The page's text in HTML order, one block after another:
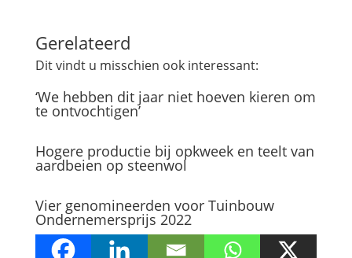
Gerelateerd
Dit vindt u misschien ook interessant:
‘We hebben dit jaar niet hoeven kieren om
te ontvochtigen’
Hogere productie bij opkweek en teelt van
aardbeien op steenwol
Vier genomineerden voor Tuinbouw
Ondernemersprijs 2022